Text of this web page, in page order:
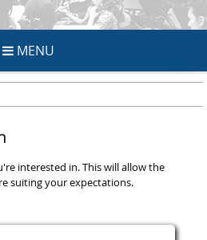
MENU
interested in. This will allow the
suiting your expectations.